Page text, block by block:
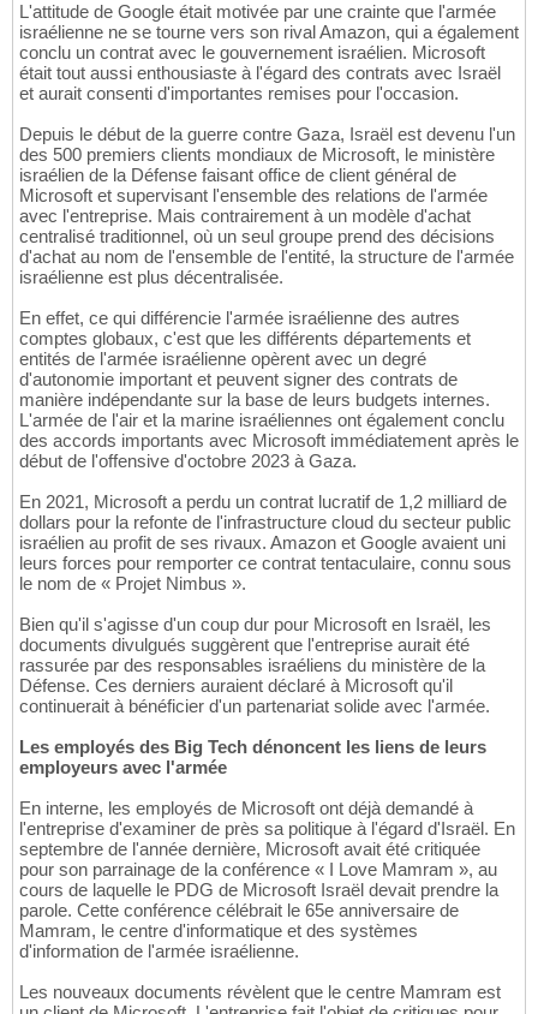
L'attitude de Google était motivée par une crainte que l'armée
israélienne ne se tourne vers son rival Amazon, qui a également
conclu un contrat avec le gouvernement israélien. Microsoft
était tout aussi enthousiaste à l'égard des contrats avec Israël
et aurait consenti d'importantes remises pour l'occasion.
Depuis le début de la guerre contre Gaza, Israël est devenu l'un
des 500 premiers clients mondiaux de Microsoft, le ministère
israélien de la Défense faisant office de client général de
Microsoft et supervisant l'ensemble des relations de l'armée
avec l'entreprise. Mais contrairement à un modèle d'achat
centralisé traditionnel, où un seul groupe prend des décisions
d'achat au nom de l'ensemble de l'entité, la structure de l'armée
israélienne est plus décentralisée.
En effet, ce qui différencie l'armée israélienne des autres
comptes globaux, c'est que les différents départements et
entités de l'armée israélienne opèrent avec un degré
d'autonomie important et peuvent signer des contrats de
manière indépendante sur la base de leurs budgets internes.
L'armée de l'air et la marine israéliennes ont également conclu
des accords importants avec Microsoft immédiatement après le
début de l'offensive d'octobre 2023 à Gaza.
En 2021, Microsoft a perdu un contrat lucratif de 1,2 milliard de
dollars pour la refonte de l'infrastructure cloud du secteur public
israélien au profit de ses rivaux. Amazon et Google avaient uni
leurs forces pour remporter ce contrat tentaculaire, connu sous
le nom de « Projet Nimbus ».
Bien qu'il s'agisse d'un coup dur pour Microsoft en Israël, les
documents divulgués suggèrent que l'entreprise aurait été
rassurée par des responsables israéliens du ministère de la
Défense. Ces derniers auraient déclaré à Microsoft qu'il
continuerait à bénéficier d'un partenariat solide avec l'armée.
Les employés des Big Tech dénoncent les liens de leurs
employeurs avec l'armée
En interne, les employés de Microsoft ont déjà demandé à
l'entreprise d'examiner de près sa politique à l'égard d'Israël. En
septembre de l'année dernière, Microsoft avait été critiquée
pour son parrainage de la conférence « I Love Mamram », au
cours de laquelle le PDG de Microsoft Israël devait prendre la
parole. Cette conférence célébrait le 65e anniversaire de
Mamram, le centre d'informatique et des systèmes
d'information de l'armée israélienne.
Les nouveaux documents révèlent que le centre Mamram est